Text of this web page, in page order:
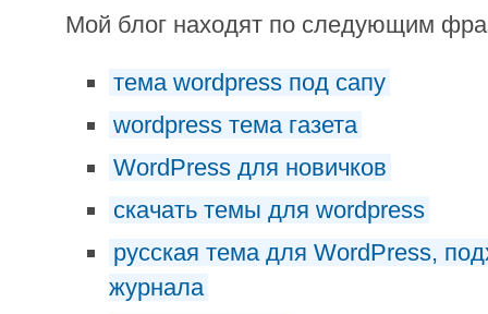
Мой блог находят по следующим
тема wordpress под сапу
wordpress тема газета
WordPress для новичков
скачать темы для wordpress
русская тема для WordPress,
журнала